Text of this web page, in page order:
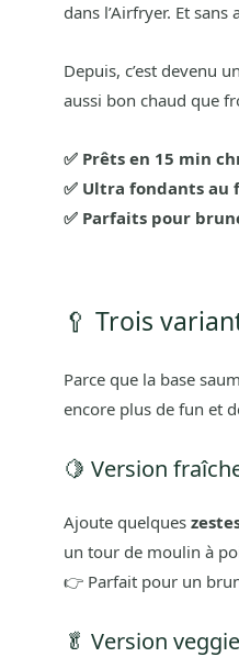
dans l’Airfryer. Et
Depuis, c’est devenu
aussi bon chaud que
✅ Prêts en 15 min
✅ Ultra fondants au
✅ Parfaits pour
🥄 Trois
Parce que la base
encore plus de fun et
🍋 Version
Ajoute quelques
un tour de moulin à
👉 Parfait pour un
🥬 Version